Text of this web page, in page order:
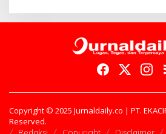
Copyright © 2025 Jurnaldaily.co | PT.
Reserved.